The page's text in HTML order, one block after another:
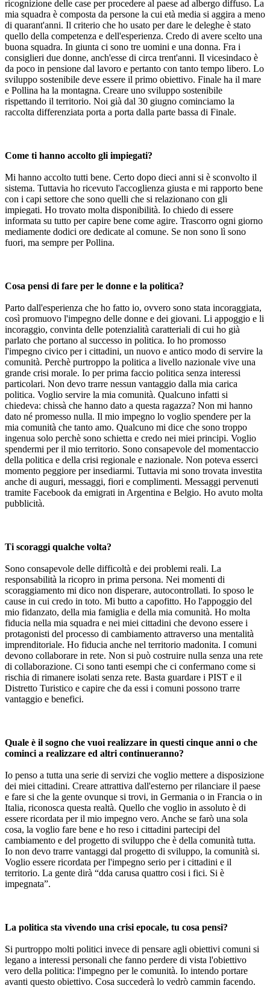
ricognizione delle case per procedere al paese ad albergo diffuso. La
mia squadra è composta da persone la cui età media si aggira a meno
di quarant'anni. Il criterio che ho usato per dare le deleghe è stato
quello della competenza e dell'esperienza. Credo di avere scelto una
buona squadra. In giunta ci sono tre uomini e una donna. Fra i
consiglieri due donne, anch'esse di circa trent'anni. Il vicesindaco è
da poco in pensione dal lavoro e pertanto con tanto tempo libero. Lo
sviluppo sostenibile deve essere il primo obiettivo. Finale ha il mare
e Pollina ha la montagna. Creare uno sviluppo sostenibile
rispettando il territorio. Noi già dal 30 giugno cominciamo la
raccolta differenziata porta a porta dalla parte bassa di Finale.
Come ti hanno accolto gli impiegati?
Mi hanno accolto tutti bene. Certo dopo dieci anni si è sconvolto il
sistema. Tuttavia ho ricevuto l'accoglienza giusta e mi rapporto bene
con i capi settore che sono quelli che si relazionano con gli
impiegati. Ho trovato molta disponibilità. Io chiedo di essere
informata su tutto per capire bene come agire. Trascorro ogni giorno
mediamente dodici ore dedicate al comune. Se non sono lì sono
fuori, ma sempre per Pollina.
Cosa pensi di fare per le donne e la politica?
Parto dall'esperienza che ho fatto io, ovvero sono stata incoraggiata,
così promuovo l'impegno delle donne e dei giovani. Li appoggio e li
incoraggio, convinta delle potenzialità caratteriali di cui ho già
parlato che portano al successo in politica. Io ho promosso
l'impegno civico per i cittadini, un nuovo e antico modo di servire la
comunità. Perchè purtroppo la politica a livello nazionale vive una
grande crisi morale. Io per prima faccio politica senza interessi
particolari. Non devo trarre nessun vantaggio dalla mia carica
politica. Voglio servire la mia comunità. Qualcuno infatti si
chiedeva: chissà che hanno dato a questa ragazza? Non mi hanno
dato né promesso nulla. Il mio impegno lo voglio spendere per la
mia comunità che tanto amo. Qualcuno mi dice che sono troppo
ingenua solo perchè sono schietta e credo nei miei principi. Voglio
spendermi per il mio territorio. Sono consapevole del momentaccio
della politica e della crisi regionale e nazionale. Non poteva esserci
momento peggiore per insediarmi. Tuttavia mi sono trovata investita
anche di auguri, messaggi, fiori e complimenti. Messaggi pervenuti
tramite Facebook da emigrati in Argentina e Belgio. Ho avuto molta
pubblicità.
Ti scoraggi qualche volta?
Sono consapevole delle difficoltà e dei problemi reali. La
responsabilità la ricopro in prima persona. Nei momenti di
scoraggiamento mi dico non disperare, autocontrollati. Io sposo le
cause in cui credo in toto. Mi butto a capofitto. Ho l'appoggio del
mio fidanzato, della mia famiglia e della mia comunità. Ho molta
fiducia nella mia squadra e nei miei cittadini che devono essere i
protagonisti del processo di cambiamento attraverso una mentalità
imprenditoriale. Ho fiducia anche nel territorio madonita. I comuni
devono collaborare in rete. Non si può costruire nulla senza una rete
di collaborazione. Ci sono tanti esempi che ci confermano come si
rischia di rimanere isolati senza rete. Basta guardare i PIST e il
Distretto Turistico e capire che da essi i comuni possono trarre
vantaggio e benefici.
Quale è il sogno che vuoi realizzare in questi cinque anni o che
cominci a realizzare ed altri continueranno?
Io penso a tutta una serie di servizi che voglio mettere a disposizione
dei miei cittadini. Creare attrattiva dall'esterno per rilanciare il paese
e fare si che la gente ovunque si trovi, in Germania o in Francia o in
Italia, riconosca questa realtà. Quello che voglio in assoluto è di
essere ricordata per il mio impegno vero. Anche se farò una sola
cosa, la voglio fare bene e ho reso i cittadini partecipi del
cambiamento e del progetto di sviluppo che è della comunità tutta.
Io non devo trarre vantaggi dal progetto di sviluppo, la comunità si.
Voglio essere ricordata per l'impegno serio per i cittadini e il
territorio. La gente dirà “dda carusa quattro cosi i fici. Si è
impegnata”.
La politica sta vivendo una crisi epocale, tu cosa pensi?
Si purtroppo molti politici invece di pensare agli obiettivi comuni si
legano a interessi personali che fanno perdere di vista l'obiettivo
vero della politica: l'impegno per le comunità. Io intendo portare
avanti questo obiettivo. Cosa succederà lo vedrò cammin facendo.